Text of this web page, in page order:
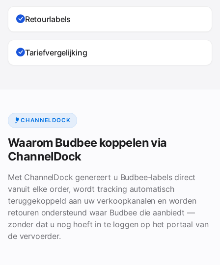
Retourlabels
Tariefvergelijking
CHANNELDOCK
Waarom Budbee koppelen via
ChannelDock
Met ChannelDock genereert u Budbee-labels direct
vanuit elke order, wordt tracking automatisch
teruggekoppeld aan uw verkoopkanalen en worden
retouren ondersteund waar Budbee die aanbiedt —
zonder dat u nog hoeft in te loggen op het portaal van
de vervoerder.